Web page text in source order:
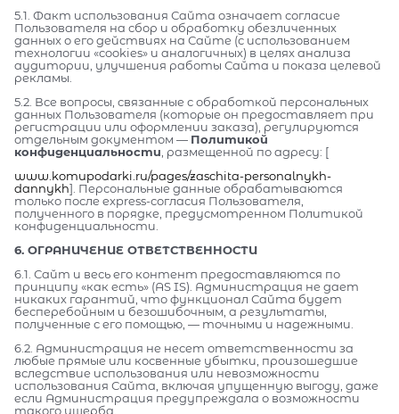
5.1. Факт использования Сайта означает согласие
Пользователя на сбор и обработку обезличенных
данных о его действиях на Сайте (с использованием
технологии «cookies» и аналогичных) в целях анализа
аудитории, улучшения работы Сайта и показа целевой
рекламы.
5.2. Все вопросы, связанные с обработкой персональных
данных Пользователя (которые он предоставляет при
регистрации или оформлении заказа), регулируются
отдельным документом — Политикой
конфиденциальности , размещенной по адресу: [
www.komupodarki.ru/pages/zaschita-personalnykh-
dannykh]. Персональные данные обрабатываются
только после express-согласия Пользователя,
полученного в порядке, предусмотренном Политикой
конфиденциальности.
6. ОГРАНИЧЕНИЕ ОТВЕТСТВЕННОСТИ
6.1. Сайт и весь его контент предоставляются по
принципу «как есть» (AS IS). Администрация не дает
никаких гарантий, что функционал Сайта будет
бесперебойным и безошибочным, а результаты,
полученные с его помощью, — точными и надежными.
6.2. Администрация не несет ответственности за
любые прямые или косвенные убытки, произошедшие
вследствие использования или невозможности
использования Сайта, включая упущенную выгоду, даже
если Администрация предупреждала о возможности
такого ущерба.